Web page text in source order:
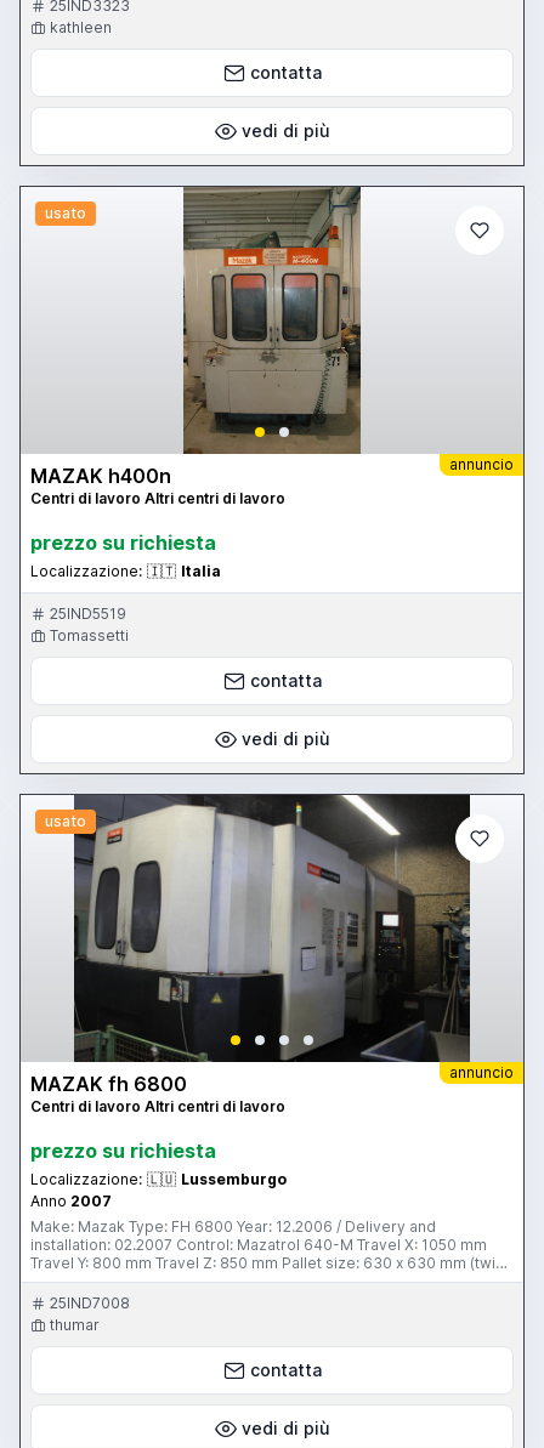
(500 x 500mm)
25IND3323
kathleen
contatta
vedi di più
usato
annuncio
MAZAK h400n
Centri di lavoro Altri centri di lavoro
prezzo su richiesta
Localizzazione: 🇮🇹 Italia
25IND5519
Tomassetti
contatta
vedi di più
usato
annuncio
MAZAK fh 6800
Centri di lavoro Altri centri di lavoro
prezzo su richiesta
Localizzazione: 🇱🇺 Lussemburgo
Anno 2007
Make: Mazak Type: FH 6800 Year: 12.2006 / Delivery and
installation: 02.2007 Control: Mazatrol 640-M Travel X: 1050 mm
Travel Y: 800 mm Travel Z: 850 mm Pallet size: 630 x 630 mm (twin
type - 2 pallets) Max. workpiece dia.: 1050 mm Max. workpiece
weight: 1500 Kg Table indexing: 0.001° (360,000 position,
continous) Spindle cone: BT 50 ATC: 80 pcs. (chain type) Coolant
through spindle: 70 Bars Spindle speed: 7000 rpm (with gear box)
Torque: 1176 NM Spindle motor: 37 KW max. Machine with following
Options: - Mayfran chip conveyor - Helical Milling - Thread cutting -
High torque spindle - Renishaw Aprox. 33.000 hours
25IND7008
thumar
contatta
vedi di più